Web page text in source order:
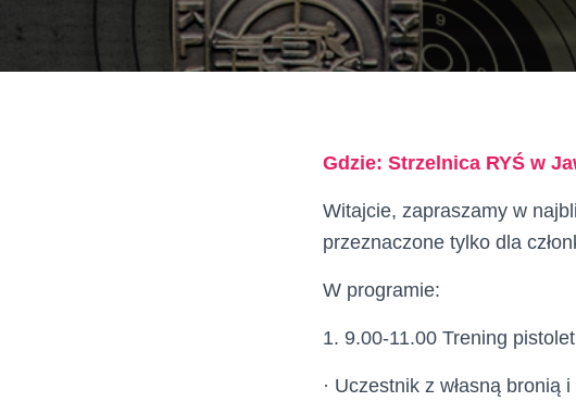
Gdzie: Strzelnica RYŚ w
Witajcie, zapraszamy w
przeznaczone tylko dla
W programie:
1. 9.00-11.00 Trening
· Uczestnik z własną bronią